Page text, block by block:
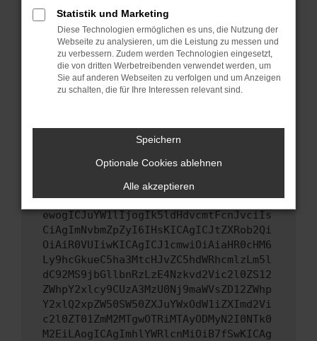
sind.
Veraltete Software birgt nicht nur ein
Sicherheitsrisiko, sondern kann auch dazu
führen, dass bestimmte Funktionen nicht mehr
unterstützt werden.
hast, kontaktiere uns bitte. Wir werden
uns diesen Text schicken, um uns bei der
Fehlersuche zu unterstützen:
ewogICJuYW1lIjogIk5ldHdvcmtFcnJvciIs
CiAgImNvbmZpZyI6IHsKICAgICJtZXRob2Qi
OiAiR0VUIiwKICAgICJ1cmwiOiAiaHR0cHM6
Ly9hcGkueC5ha3MtcHJvZC5hdWRhcmlzLm5l
dC92MS9jbGllbnRzLzE4Nzkvd2Vic2l0ZS12
ZWhpY2xlcy9CUzA3MzU0Nj9maWVsZD12ZWhp
Y2xlQ2xpZW50SW50ZXJuYWxOdW1iZXImd2Vi
c2l0ZT01ZmM2MTgwOTRiMTAyODMyN2I0NTk0
M2EiLAogICAgImhlYWRlcnMiOiB7fSwKICAg
Statistik und Marketing
Diese Technologien ermöglichen es uns, die Nutzung der
Webseite zu analysieren, um die Leistung zu messen und
zu verbessern. Zudem werden Technologien eingesetzt,
die von dritten Werbetreibenden verwendet werden, um
Sie auf anderen Webseiten zu verfolgen und um Anzeigen
zu schalten, die für Ihre Interessen relevant sind.
Speichern
Optionale Cookies ablehnen
Alle akzeptieren